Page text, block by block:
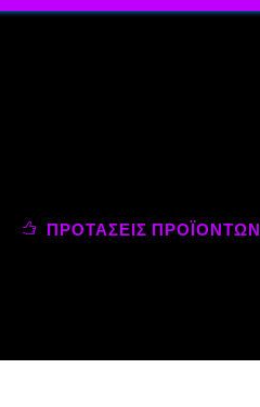
ΠΡΟΤΆΣΕΙΣ ΠΡΟΪΌΝΤΩΝ